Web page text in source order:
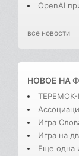
OpenAI
все новости
НОВОЕ НА
ТЕРЕМОК-
Игра
Игра на
Еще одна